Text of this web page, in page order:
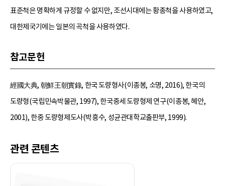
표준척은 명확하게 규정할 수 없지만, 조선시대에는 황종척을 사용하였고,
대한제국기에는 일본의 곡척을 사용하였다.
참고문헌
經國大典, 朝鮮王朝實錄, 한국 도량형사(이종봉, 소명, 2016), 한국의
도량형(국립민속박물관, 1997), 한국중세 도량형제 연구(이종봉, 혜안,
2001), 한중 도량형제도사(박흥수, 성균관대학교출판부, 1999).
관련 콘텐츠